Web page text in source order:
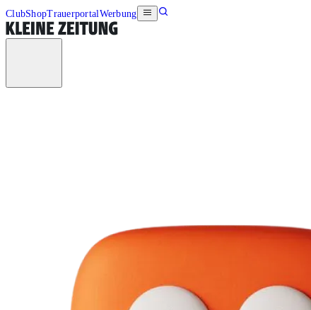
ClubShopTrauerportalWerbung